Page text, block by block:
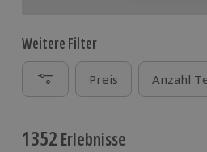
Weitere Filter
Preis Anzahl
1352 Erlebnisse